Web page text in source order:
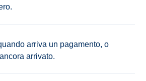
arriva un pagamento, o
arrivato.